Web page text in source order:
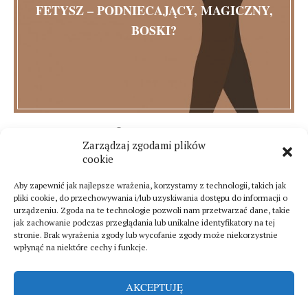
Zarządzaj zgodami plików
cookie
Aby zapewnić jak najlepsze wrażenia, korzystamy z technologii, takich jak
pliki cookie, do przechowywania i/lub uzyskiwania dostępu do informacji o
urządzeniu. Zgoda na te technologie pozwoli nam przetwarzać dane, takie
jak zachowanie podczas przeglądania lub unikalne identyfikatory na tej
stronie. Brak wyrażenia zgody lub wycofanie zgody może niekorzystnie
wpłynąć na niektóre cechy i funkcje.
AKCEPTUJĘ
FETYSZ – PODNIECAJĄCY, MAGICZNY,
BOSKI?
10 komentarzy